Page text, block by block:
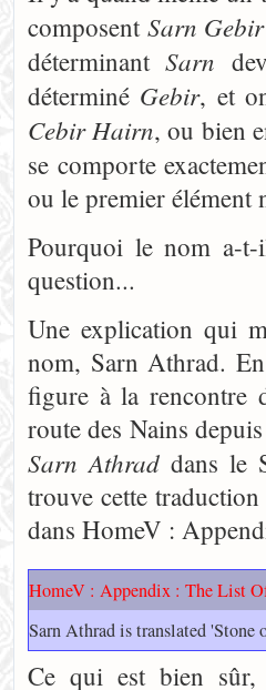
composent Sarn Gebir
déterminantSarn
déterminé Gebir, et
Cebir Hairn, ou bien
se comporte
ou le premier élément
Pourquoi le nom a-
question...
Une explication qui
nom, Sarn Athrad.
figure à la rencontre
route des Nains
Sarn Athrad dans le
trouve cette
dans HomeV :
HomeV : Appendix : The List
Sarn Athrad is translated 'Stone
Ce qui est bien sûr,